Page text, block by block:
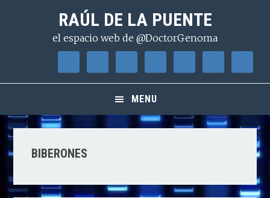
contenido
RAÚL DE LA PUENTE
el espacio web de @DoctorGenoma
MENU
BIBERONES